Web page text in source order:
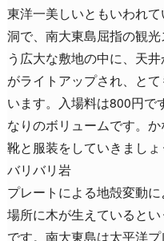
東洋一美しいともいわれ
洞で、南大東島屈指の観
う広大な敷地の中に、天
がライトアップされ、と
います。入場料は800円で
なりのボリュームです。
靴と服装をしていきましょ
バリバリ岩
プレートによる地殻変動
場所に木が生えていると
です。南大東島は太平洋